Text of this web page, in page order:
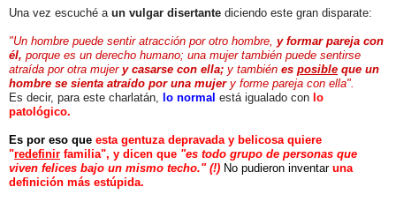
Una vez escuché a un vulgar disertante diciendo este gran disparate:
"Un hombre puede sentir atracción por otro hombre, y formar pareja con
él, porque es un derecho humano; una mujer también puede sentirse
atraída por otra mujer y casarse con ella; y también es posible que un
hombre se sienta atraído por una mujer y forme pareja con ella".
Es decir, para este charlatán, lo normal está igualado con lo
patológico.
Es por eso que esta gentuza depravada y belicosa quiere
"redefinir familia", y dicen que "es todo grupo de personas que
viven felices bajo un mismo techo." (!) No pudieron inventar una
definición más estúpida.